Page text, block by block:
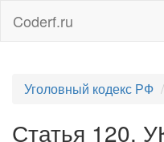
Coderf.ru
Уголовный кодекс РФ
Статья 120.